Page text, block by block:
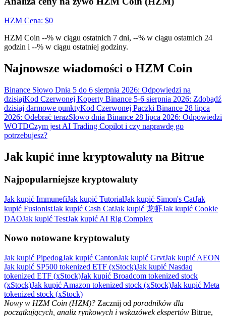
Wygraj nagrody i ekskluzywne bonusy
Zaloguj sieZapisać się
Zaloguj sieZapisać się
Centrum
nagród
Pobierz
aplikację Bitrue
HZM Cena: $0
HZM Coin --% w ciągu ostatnich 7 dni, --% w ciągu ostatnich 24
godzin i --% w ciągu ostatniej godziny.
Najnowsze wiadomości o HZM Coin
Binance Słowo Dnia 5 do 6 sierpnia 2026: Odpowiedzi na
dzisiajKod Czerwonej Koperty Binance 5-6 sierpnia 2026: Zdobądź
dzisiaj darmowe punktyKod Czerwonej Paczki Binance 28 lipca
2026: Odebrać terazSłowo dnia Binance 28 lipca 2026: Odpowiedzi
WOTDCzym jest AI Trading Copilot i czy naprawdę go
potrzebujesz?
Jak kupić inne kryptowaluty na Bitrue
Najpopularniejsze kryptowaluty
Jak kupić ImmunefiJak kupić TutorialJak kupić Simon's CatJak
kupić FusionistJak kupić Cash CatJak kupić 龙虾Jak kupić Cookie
DAOJak kupić TestJak kupić AI Rig Complex
Nowo notowane kryptowaluty
Jak kupić PipedogJak kupić CantonJak kupić GrvtJak kupić AEON
Jak kupić SP500 tokenized ETF (xStock)Jak kupić Nasdaq
tokenized ETF (xStock)Jak kupić Broadcom tokenized stock
(xStock)Jak kupić Amazon tokenized stock (xStock)Jak kupić Meta
tokenized stock (xStock)
Nowy w HZM Coin (HZM)? Zacznij od poradników dla
początkujących, analiz rynkowych i wskazówek ekspertów Bitrue,